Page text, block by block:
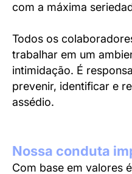
com a máxima
Todos os
trabalhar em um
intimidação. É
prevenir, identificar e
assédio.
Nossa conduta
Com base em valores